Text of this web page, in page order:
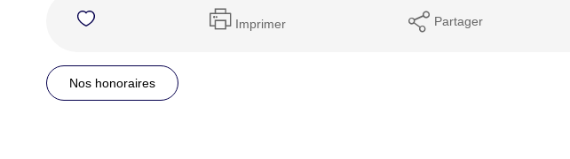
Imprimer Partager
Nos honoraires